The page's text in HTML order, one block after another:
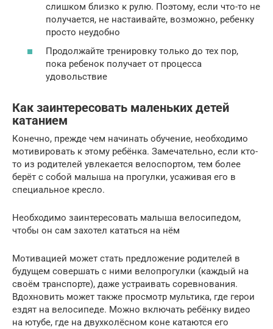
слишком близко к рулю. Поэтому, если что-то не
получается, не настаивайте, возможно, ребенку
просто неудобно
Продолжайте тренировку только до тех пор,
пока ребенок получает от процесса
удовольствие
Как заинтересовать маленьких детей
катанием
Конечно, прежде чем начинать обучение, необходимо
мотивировать к этому ребёнка. Замечательно, если кто-
то из родителей увлекается велоспортом, тем более
берёт с собой малыша на прогулки, усаживая его в
специальное кресло.
Необходимо заинтересовать малыша велосипедом,
чтобы он сам захотел кататься на нём
Мотивацией может стать предложение родителей в
будущем совершать с ними велопрогулки (каждый на
своём транспорте), даже устраивать соревнования.
Вдохновить может также просмотр мультика, где герои
ездят на велосипеде. Можно включать ребёнку видео
на ютубе, где на двухколёсном коне катаются его